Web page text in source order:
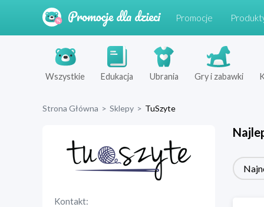
Promocje
Wszystkie Edukacja Ubrania Gry i zabawki
Strona Główna > Sklepy > TuSzyte
Kontakt: